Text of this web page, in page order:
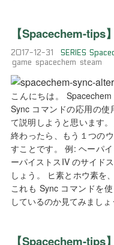
【Spacechem-tips
2017-12-31 SERIES
game spacechem steam
こんにちは。
Sync コマンドの応用の
て説明しようと思います
終わったら、もう１つの
すことです。 例: ヘーパ
ーパイストスIV のサイド
しょう。 ヒ素とホウ素を
これも Sync コマンドを
しているのか見てみまし
【Spacechem-tips